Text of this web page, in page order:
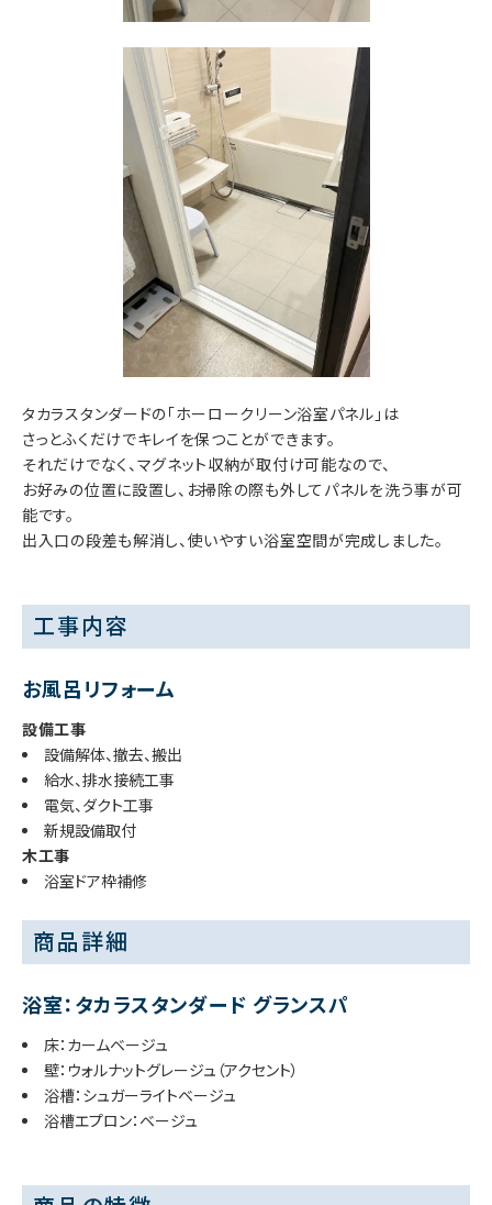
タカラスタンダードの「ホーロークリーン浴室パネル」は
さっとふくだけでキレイを保つことができます。
それだけでなく、マグネット収納が取付け可能なので、
お好みの位置に設置し、お掃除の際も外してパネルを洗う事が可
能です。
出入口の段差も解消し、使いやすい浴室空間が完成しました。
工事内容
お風呂リフォーム
設備工事
設備解体、撤去、搬出
給水、排水接続工事
電気、ダクト工事
新規設備取付
木工事
浴室ドア枠補修
商品詳細
浴室：タカラスタンダード グランスパ
床：カームベージュ
壁：ウォルナットグレージュ（アクセント）
浴槽：シュガーライトベージュ
浴槽エプロン：ベージュ